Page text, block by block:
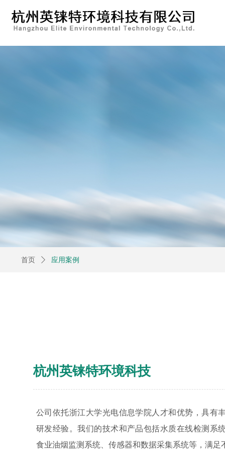
公司依托浙江大学光电信息学院人才和优势，具有
研发经验。我们的技术和产品包括水质在线检测系
食业油烟监测系统、传感器和数据采集系统等，满足
杭州英铼特环境科技
首页 ꄲ 应用案例